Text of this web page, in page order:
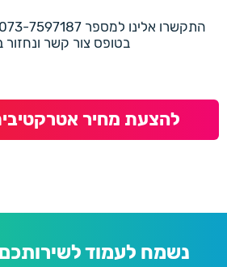
בטופס צור קשר
להצעת מחיר
נשמח לעמוד